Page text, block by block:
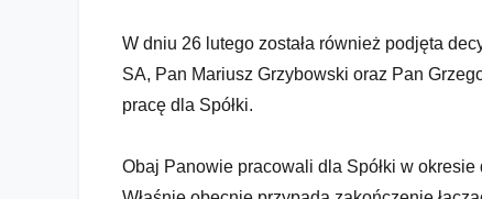
W dniu 26 lutego została również podjęta
SA, Pan Mariusz Grzybowski oraz Pan
pracę dla Spółki.
Obaj Panowie pracowali dla Spółki w